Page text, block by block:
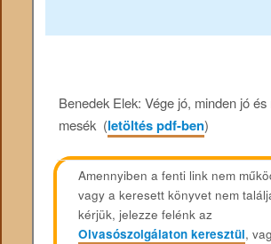
Benedek Elek: Vége jó, minden jó és
mesék (letöltés pdf-ben)
Amennyiben a fenti link nem
vagy a keresett könyvet nem
kérjük, jelezze felénk az
Olvasószolgálaton keresztül,